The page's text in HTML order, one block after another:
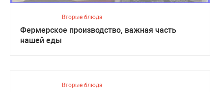
Вторые блюда
Фермерское производство, важная часть
нашей еды
Вторые блюда